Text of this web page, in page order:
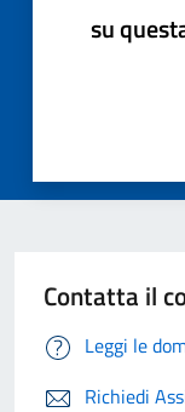
su
Contatta il
Leggi le
Richiedi